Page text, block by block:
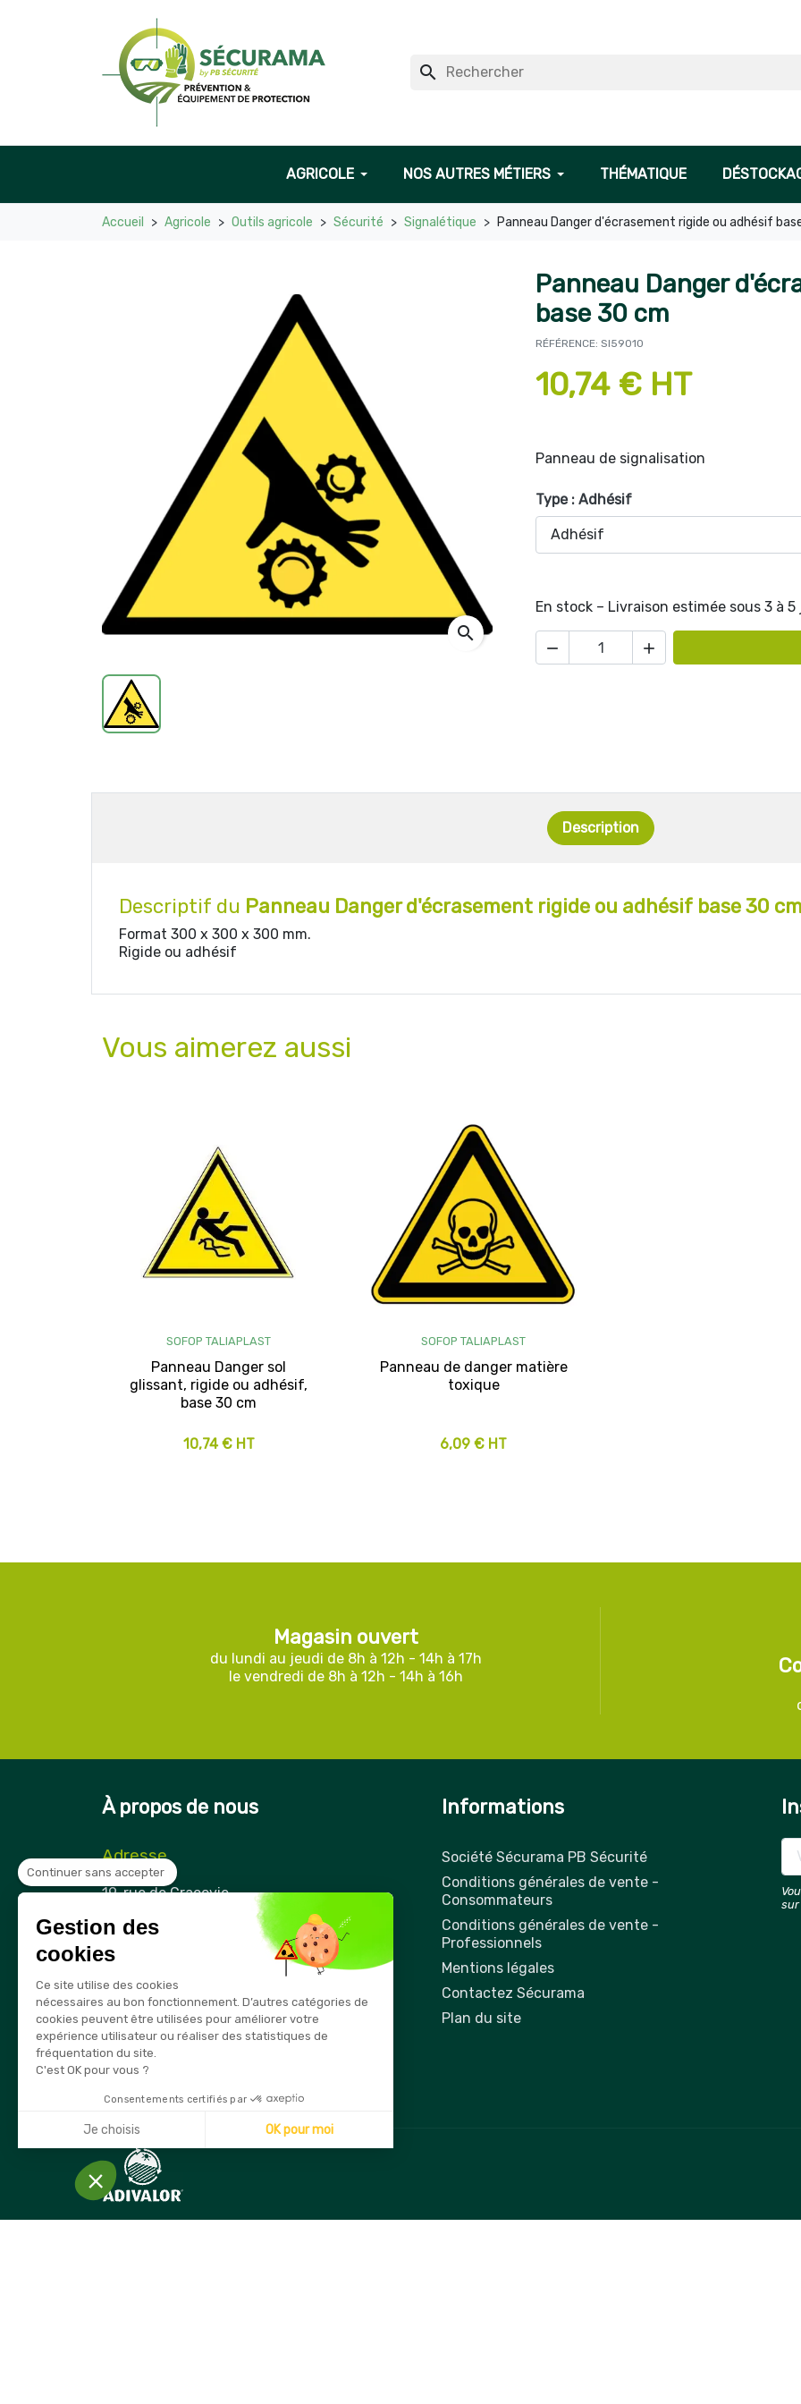
search
AGRICOLE NOS AUTRES MÉTIERS THÉMATIQUE
Accueil Agricole Outils agricole Sécurité Signalétique Panneau Danger d'écrasement rigide ou adhésif
search
Panneau Danger
base 30 cm
RÉFÉRENCE: SI59010
10,74 € HT
Panneau de signalisation
Type : Adhésif
En stock – Livraison estimée sous 3 à
 
Description
Descriptif du Panneau Danger d'écrasement rigide ou adhésif base 30
Format 300 x 300 x 300 mm.
Rigide ou adhésif
Vous aimerez aussi
SOFOP TALIAPLAST
Panneau Danger sol
glissant, rigide ou adhésif,
base 30 cm
10,74 € HT
SOFOP TALIAPLAST
Panneau de danger matière
toxique
6,09 € HT
Magasin ouvert
du lundi au jeudi de 8h à 12h - 14h à 17h
le vendredi de 8h à 12h - 14h à 16h
À propos de nous
Adresse
Securama
19, rue de Cracovie
21850 Saint-Apollinaire
France
Téléphone
03 80 74 28 15
E-mail
info@securama.fr
Informations
Société Sécurama PB Sécurité
Conditions générales de vente -
Consommateurs
Conditions générales de vente -
Professionnels
Mentions légales
Contactez Sécurama
Plan du site
sur
Continuer sans accepter
Gestion des
cookies
Ce site utilise des cookies
nécessaires au bon fonctionnement. D’autres catégories de
cookies peuvent être utilisées pour améliorer votre
expérience utilisateur ou réaliser des statistiques de
fréquentation du site.
C'est OK pour vous ?
Consentements certifiés par
Je choisis OK pour moi
Axeptio consent
Plateforme de Gestion du Consentement : Personnalisez vos Options
Notre plateforme vous permet d'adapter et de gérer vos paramètres de confidentialité, en garantissant la